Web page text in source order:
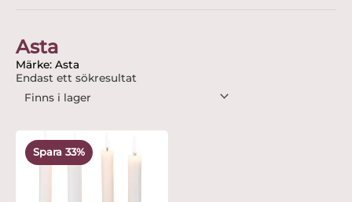
Asta
Märke: Asta
Endast ett sökresultat
Spara 33%
ursprungliga
nuvarande
priset